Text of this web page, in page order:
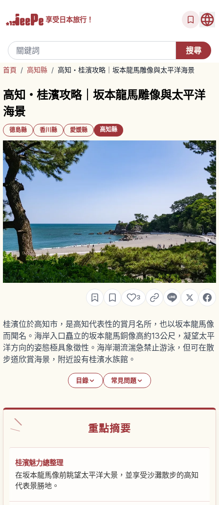
享受日本旅行！
首頁 / 高知縣 / 高知・桂濱攻略｜坂本龍馬雕像與太平洋海景
高知・桂濱攻略｜坂本龍馬雕像與太平洋
海景
德島縣 香川縣 愛媛縣 高知縣
3
桂濱位於高知市，是高知代表性的賞月名所，也以坂本龍馬像
而聞名。海岸入口矗立的坂本龍馬銅像高約13公尺，凝望太平
洋方向的姿態極具象徵性。海岸潮流湍急禁止游泳，但可在散
步道欣賞海景，附近設有桂濱水族館。
目錄 常見問題
重點摘要
桂濱魅力總整理
在坂本龍馬像前眺望太平洋大景，並享受沙灘散步的高知
代表景勝地。